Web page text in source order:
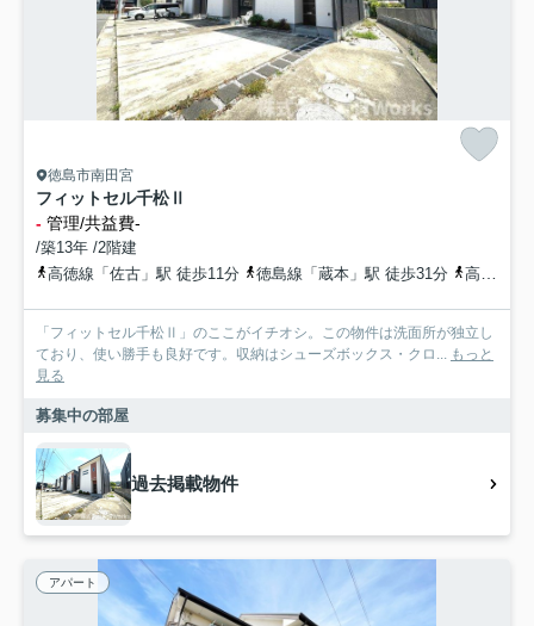
徳島市南田宮
フィットセル千松Ⅱ
- 管理/共益費-
/築13年 /2階建
高徳線「佐古」駅 徒歩11分
徳島線「蔵本」駅 徒歩31分 高徳線「徳島」駅 徒歩29分
「フィットセル千松Ⅱ」のここがイチオシ。この物件は洗面所が独立し
ており、使い勝手も良好です。収納はシューズボックス・クロ... もっと
見る
募集中の部屋
過去掲載物件
アパート